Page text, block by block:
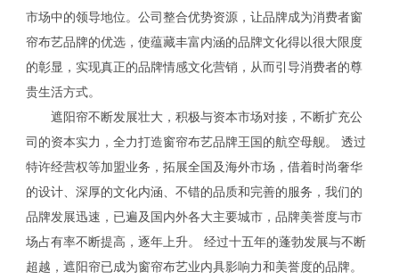
市场中的领导地位。公司整合优势资源，让品牌成为消费者窗
帘布艺品牌的优选，使蕴藏丰富内涵的品牌文化得以很大限度
的彰显，实现真正的品牌情感文化营销，从而引导消费者的尊
贵生活方式。
遮阳帘不断发展壮大，积极与资本市场对接，不断扩充公
司的资本实力，全力打造窗帘布艺品牌王国的航空母舰。 透过
特许经营权等加盟业务，拓展全国及海外市场，借着时尚奢华
的设计、深厚的文化内涵、不错的品质和完善的服务，我们的
品牌发展迅速，已遍及国内外各大主要城市，品牌美誉度与市
场占有率不断提高，逐年上升。 经过十五年的蓬勃发展与不断
超越，遮阳帘已成为窗帘布艺业内具影响力和美誉度的品牌。